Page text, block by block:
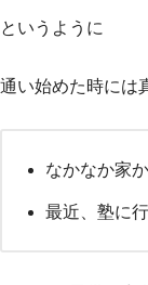
というように
通い始めた時には
なかなか家
最近、塾に